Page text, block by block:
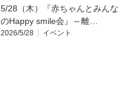
5/28（木）『赤ちゃんとみんな
のHappy smile会』～離…
2026/5/28 イベント